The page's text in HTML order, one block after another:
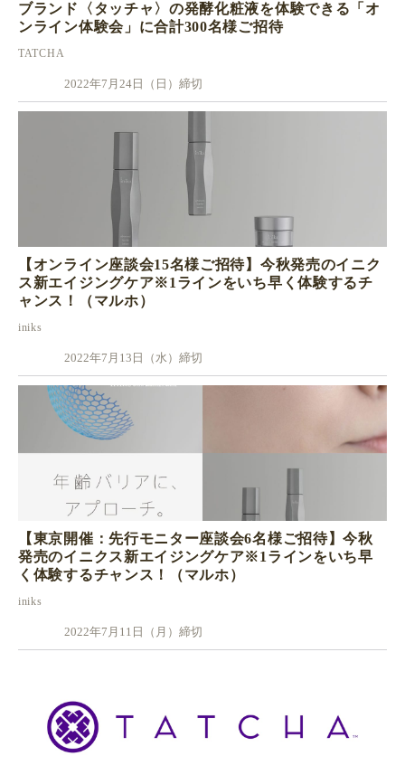
ブランド〈タッチャ〉の発酵化粧液を体験できる「オ
ンライン体験会」に合計300名様ご招待
TATCHA
2022年7月24日（日）締切
【オンライン座談会15名様ご招待】今秋発売のイニク
ス新エイジングケア※1ラインをいち早く体験するチ
ャンス！（マルホ）
iniks
2022年7月13日（水）締切
【東京開催：先行モニター座談会6名様ご招待】今秋
発売のイニクス新エイジングケア※1ラインをいち早
く体験するチャンス！（マルホ）
iniks
2022年7月11日（月）締切